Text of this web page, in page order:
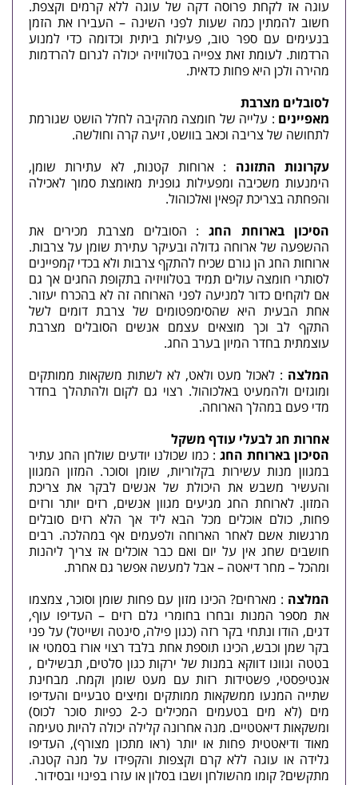
עוגה אז לקחת פרוסה דקה של עוגה ללא קרמים וקצפת.
חשוב להמתין כמה שעות לפני השינה – העבירו את הזמן
בנעימים עם ספר טוב, פעילות ביתית וכדומה כדי למנוע
הרדמות. לעומת זאת צפייה בטלוויזיה יכולה לגרום להרדמות
מהירה ולכן היא פחות כדאית.
לסובלים מצרבת
מאפיינים : עלייה של חומצה מהקיבה לחלל הושט שגורמת
לתחושה של צריבה וכאב בוושט, זיעה קרה וחולשה.
עקרונות התזונה
: ארוחות קטנות, לא עתירות שומן,
הימנעות משכיבה ומפעילות גופנית מאומצת סמוך לאכילה
והפחתה בצריכת קפאין ואלכוהול.
הסיכון בארוחת החג
: הסובלים מצרבת מכירים את
ההשפעה של ארוחה גדולה ובעיקר עתירת שומן על צרבות.
ארוחות החג הן גורם שכיח להתקף צרבות ולא בכדי קמפיינים
לסותרי חומצה עולים תמיד בטלוויזיה בתקופת החגים אך גם
אם לוקחים כדור למניעה לפני הארוחה זה לא בהכרח יעזור.
אחת הבעית היא שהסימפטומים של צרבת דומים לשל
התקף לב וכך מוצאים עצמם אנשים הסובלים מצרבת
עוצמתית בחדר המיון בערב החג.
המלצה : לאכול מעט ולאט, לא לשתות משקאות ממותקים
ומוגזים ולהמעיט באלכוהול. רצוי גם לקום ולהתהלך בחדר
מדי פעם במהלך הארוחה.
אחרות חג לבעלי עודף משקל
הסיכון בארוחת החג : כמו שכולנו יודעים שולחן החג עתיר
במגוון מנות עשירות בקלוריות, שומן וסוכר. המזון המגוון
והעשיר משבש את היכולת של אנשים לבקר את צריכת
המזון. לארוחת החג מגיעים מגוון אנשים, רזים יותר ורזים
פחות, כולם אוכלים מכל הבא ליד אך הלא רזים סובלים
מרגשות אשם לאחר הארוחה ולפעמים אף במהלכה. רבים
חושבים שחג אין על יום ואם כבר אוכלים אז צריך ליהנות
ומהכל – מחר דיאטה – אבל למעשה אפשר גם אחרת.
המלצה : מארחים? הכינו מזון עם פחות שומן וסוכר, צמצמו
את מספר המנות ובחרו בחומרי גלם רזים – העדיפו עוף,
דגים, הודו ונתחי בקר רזה (כגון פילה, סינטה ושייטל) על פני
בקר שמן וכבש, הכינו תוספת אחת בלבד רצוי אורז בסמטי או
בטטה וגוונו דווקא במנות של ירקות כגון סלטים, תבשילים ,
אנטיפסטי, פשטידות רזות עם מעט שומן וקמח. מבחינת
שתייה המנעו ממשקאות ממותקים ומיצים טבעיים והעדיפו
מים (לא מים בטעמים המכילים כ-2 כפיות סוכר לכוס)
ומשקאות דיאטטיים. מנה אחרונה קלילה יכולה להיות טעימה
מאוד ודיאטטית פחות או יותר (ראו מתכון מצורף), העדיפו
גלידה או עוגה ללא קרם וקצפות והקפידו על מנה קטנה.
מתקשים? קומו מהשולחן ושבו בסלון או עזרו בפינוי ובסידור.